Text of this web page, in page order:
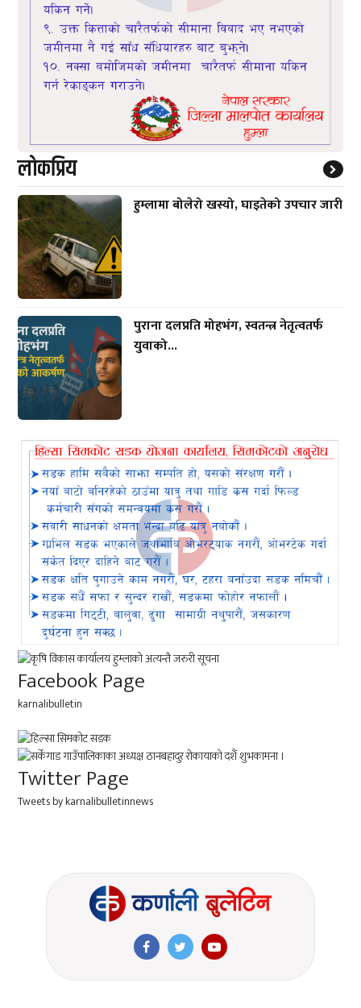
लाेकप्रिय
हुम्लामा बोलेरो खस्यो, घाइतेको उपचार जारी
पुराना दलप्रति मोहभंग, स्वतन्त्र नेतृत्वतर्फ
युवाको...
Facebook Page
karnalibulletin
Twitter Page
Tweets by karnalibulletinnews